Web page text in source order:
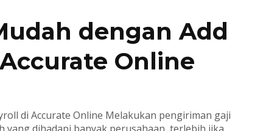
dengan Add
Online
di Accurate Online Melakukan pengiriman gaji